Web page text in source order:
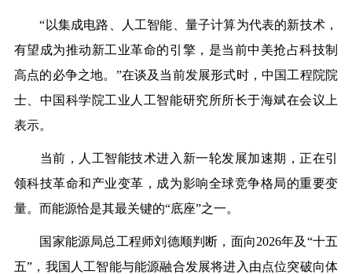
“以集成电路、人工智能、量子计算为代表的新技术，
有望成为推动新工业革命的引擎，是当前中美抢占科技制
高点的必争之地。”在谈及当前发展形式时，中国工程院院
士、中国科学院工业人工智能研究所所长于海斌在会议上
表示。
当前，人工智能技术进入新一轮发展加速期，正在引
领科技革命和产业变革，成为影响全球竞争格局的重要变
量。而能源恰是其最关键的“底座”之一。
国家能源局总工程师刘德顺判断，面向2026年及“十五
五”，我国人工智能与能源融合发展将进入由点位突破向体